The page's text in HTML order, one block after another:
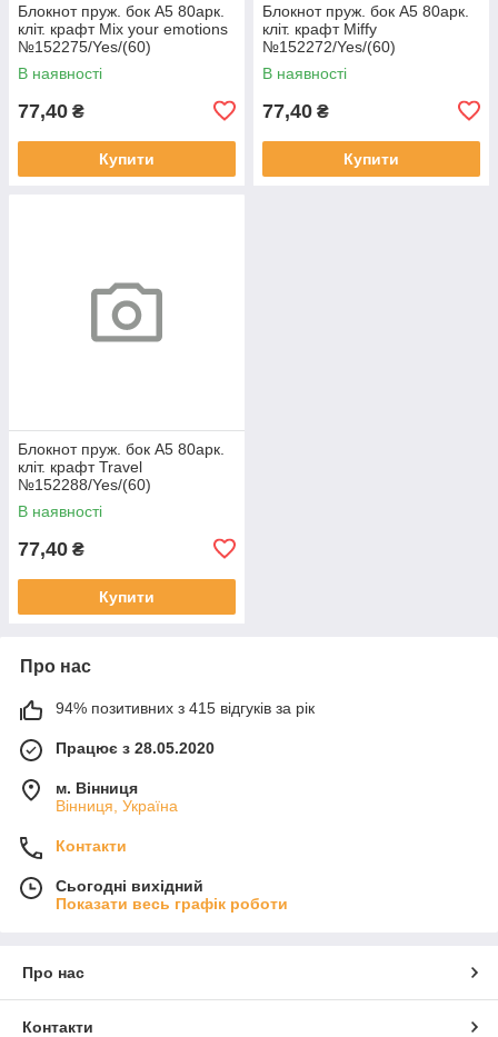
Блокнот пруж. бок А5 80арк.
кліт. крафт Mix your emotions
№152275/Yes/(60)
В наявності
77,40 ₴
Купити
Блокнот пруж. бок А5 80арк.
кліт. крафт Miffy
№152272/Yes/(60)
В наявності
77,40 ₴
Купити
Блокнот пруж. бок А5 80арк.
кліт. крафт Travel
№152288/Yes/(60)
В наявності
77,40 ₴
Купити
Про нас
94% позитивних з 415 відгуків за рік
Працює з 28.05.2020
м. Вінниця
Вінниця, Україна
Контакти
Сьогодні вихідний
Показати весь графік роботи
Про нас
Контакти